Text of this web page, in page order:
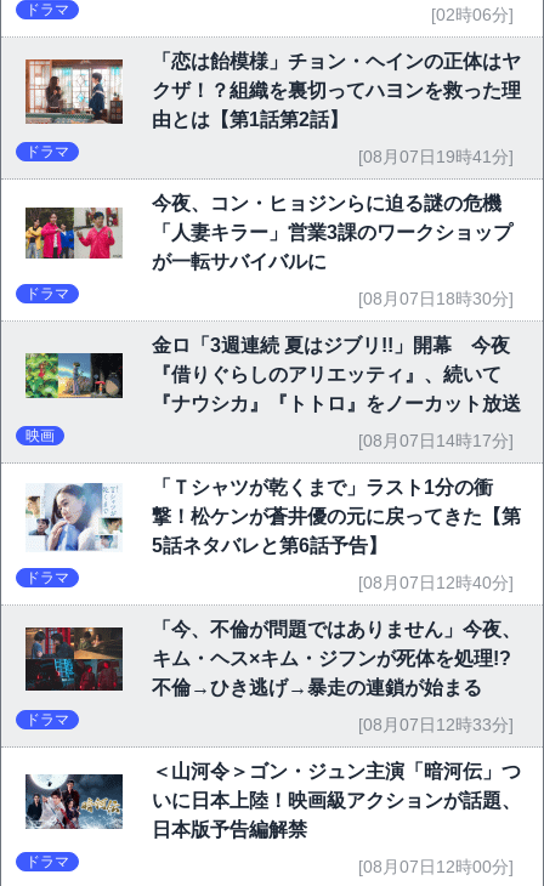
ドラマ [02時06分]
「恋は飴模様」チョン・ヘインの正体はヤ
クザ！？組織を裏切ってハヨンを救った理
由とは【第1話第2話】
ドラマ [08月07日19時41分]
今夜、コン・ヒョジンらに迫る謎の危機
「人妻キラー」営業3課のワークショップ
が一転サバイバルに
ドラマ [08月07日18時30分]
金ロ「3週連続 夏はジブリ!!」開幕 今夜
『借りぐらしのアリエッティ』、続いて
『ナウシカ』『トトロ』をノーカット放送
映画 [08月07日14時17分]
「Ｔシャツが乾くまで」ラスト1分の衝
撃！松ケンが蒼井優の元に戻ってきた【第
5話ネタバレと第6話予告】
ドラマ [08月07日12時40分]
「今、不倫が問題ではありません」今夜、
キム・ヘス×キム・ジフンが死体を処理!?
不倫→ひき逃げ→暴走の連鎖が始まる
ドラマ [08月07日12時33分]
＜山河令＞ゴン・ジュン主演「暗河伝」つ
いに日本上陸！映画級アクションが話題、
日本版予告編解禁
ドラマ [08月07日12時00分]